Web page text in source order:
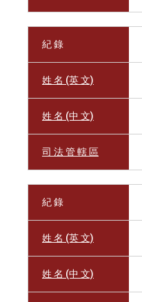
紀 錄
姓 名 (英 文)
姓 名 (中 文)
司 法 管 轄 區
紀 錄
姓 名 (英 文)
姓 名 (中 文)